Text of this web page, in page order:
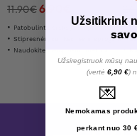
11.90€6.90
Patobulinta erekcija ir optimizuota ištvermė
Stipresnės, sunkesnės ir sprogstamesnės erekcijos
Naudokite vieną vienu metu ar visa
Užsitikrink
Užsiregistruok mūsų
(vertė 6,90 €)
💌
Nemokamas
perkant nuo 30